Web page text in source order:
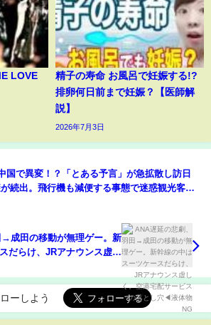
LOVE
精子の寿命 お風呂で妊娠する!?
排卵何日前まで妊娠？【医師解
説】
2026年7月3日
国で異変！？「とある予言」が急拡散し訪日
が続出。飛行機も減便する事態で迷惑観光客も
成田の移動が無理ゲー。新
だらけ、JRアナウンス虚し
ーしよう